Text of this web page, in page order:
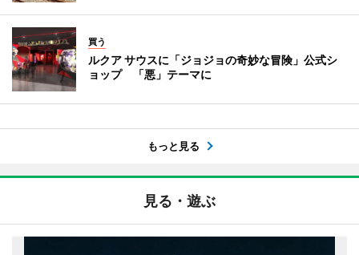
買う
ルクア サウスに「ジョジョの奇妙な冒険」公式シ
ョップ 「悪」テーマに
もっと見る
見る・遊ぶ